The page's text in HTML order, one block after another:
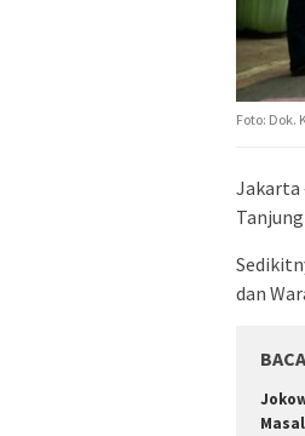
Foto: Dok.
Jakarta
dan